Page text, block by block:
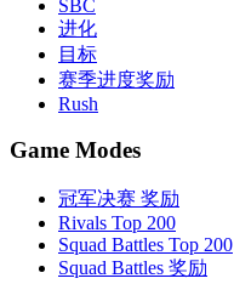
SBC
进化
目标
赛季进度奖励
Rush
Game Modes
冠军决赛 奖励
Rivals Top 200
Squad Battles Top 200
Squad Battles 奖励